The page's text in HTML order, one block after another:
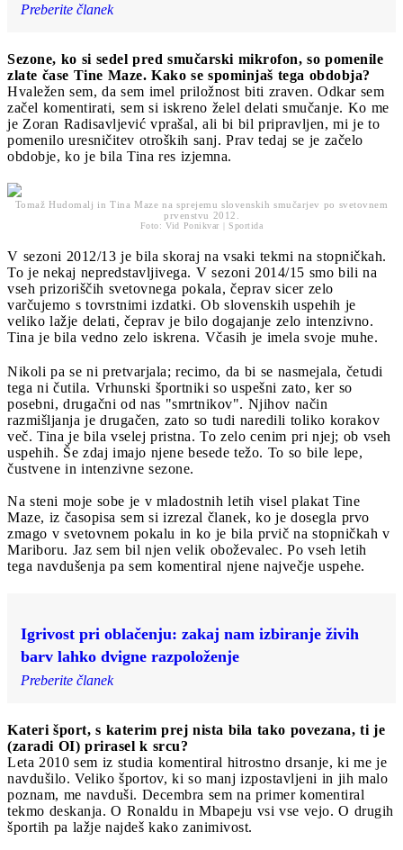
Preberite članek
Sezone, ko si sedel pred smučarski mikrofon, so pomenile
zlate čase Tine Maze. Kako se spominjaš tega obdobja?
Hvaležen sem, da sem imel priložnost biti zraven. Odkar sem
začel komentirati, sem si iskreno želel delati smučanje. Ko me
je Zoran Radisavljević vprašal, ali bi bil pripravljen, mi je to
pomenilo uresničitev otroških sanj. Prav tedaj se je začelo
obdobje, ko je bila Tina res izjemna.
Tomaž Hudomalj in Tina Maze na sprejemu slovenskih smučarjev po svetovnem
prvenstvu 2012.
Foto: Vid Ponikvar | Sportida
V sezoni 2012/13 je bila skoraj na vsaki tekmi na stopničkah.
To je nekaj nepredstavljivega. V sezoni 2014/15 smo bili na
vseh prizoriščih svetovnega pokala, čeprav sicer zelo
varčujemo s tovrstnimi izdatki. Ob slovenskih uspehih je
veliko lažje delati, čeprav je bilo dogajanje zelo intenzivno.
Tina je bila vedno zelo iskrena. Včasih je imela svoje muhe.
Nikoli pa se ni pretvarjala; recimo, da bi se nasmejala, četudi
tega ni čutila. Vrhunski športniki so uspešni zato, ker so
posebni, drugačni od nas "smrtnikov". Njihov način
razmišljanja je drugačen, zato so tudi naredili toliko korakov
več. Tina je bila vselej pristna. To zelo cenim pri njej; ob vseh
uspehih. Še zdaj imajo njene besede težo. To so bile lepe,
čustvene in intenzivne sezone.
Na steni moje sobe je v mladostnih letih visel plakat Tine
Maze, iz časopisa sem si izrezal članek, ko je dosegla prvo
zmago v svetovnem pokalu in ko je bila prvič na stopničkah v
Mariboru. Jaz sem bil njen velik oboževalec. Po vseh letih
tega navdušenja pa sem komentiral njene največje uspehe.
Igrivost pri oblačenju: zakaj nam izbiranje živih
barv lahko dvigne razpoloženje
Preberite članek
Kateri šport, s katerim prej nista bila tako povezana, ti je
(zaradi OI) prirasel k srcu?
Leta 2010 sem iz studia komentiral hitrostno drsanje, ki me je
navdušilo. Veliko športov, ki so manj izpostavljeni in jih malo
poznam, me navduši. Decembra sem na primer komentiral
tekmo deskanja. O Ronaldu in Mbapeju vsi vse vejo. O drugih
športih pa lažje najdeš kako zanimivost.